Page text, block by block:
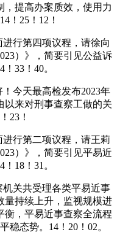
，提高办案质效，使用力
！25！12！
行第四项议程，请徐向
）》，简要引见公益诉
33！40。
今天最高检发布2023年
以来对刑事查察工做的关
23！
行第二项议程，请王莉
）》，简要引见平易近
18！31。
关共受理各类平易近事
量持续上升，监视规模进
衡，平易近事查察全流程
稳态势。14！20！02。